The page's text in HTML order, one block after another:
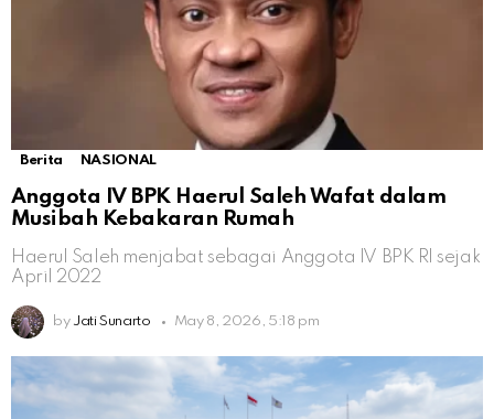
Berita NASIONAL
Anggota IV BPK Haerul Saleh Wafat dalam
Musibah Kebakaran Rumah
Haerul Saleh menjabat sebagai Anggota IV BPK RI sejak
April 2022
by Jati Sunarto May 8, 2026, 5:18 pm